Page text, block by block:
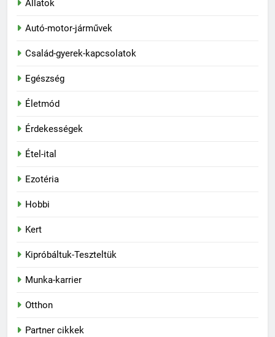
Állatok
Autó-motor-járművek
Család-gyerek-kapcsolatok
Egészség
Életmód
Érdekességek
Étel-ital
Ezotéria
Hobbi
Kert
Kipróbáltuk-Teszteltük
Munka-karrier
Otthon
Partner cikkek